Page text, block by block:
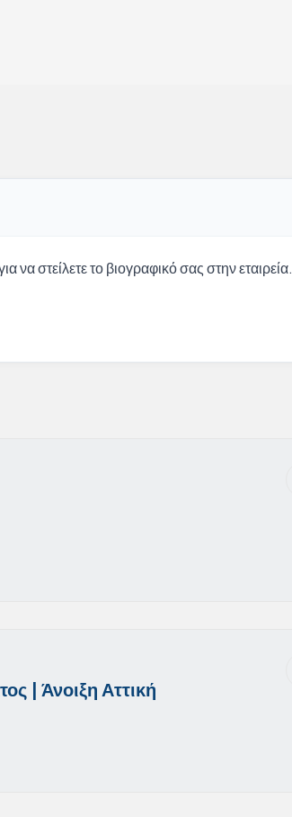
να στείλετε το βιογραφικό σας στην εταιρεία.
| Άνοιξη Αττική